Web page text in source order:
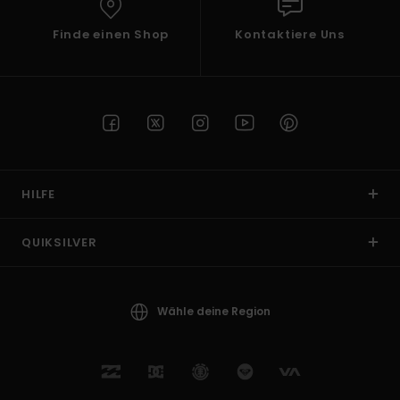
Finde einen Shop Kontaktiere Uns
HILFE
QUIKSILVER
Wähle deine Region